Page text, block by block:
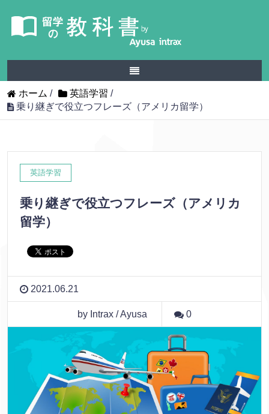
ホーム / 英語学習 /
乗り継ぎで役立つフレーズ（アメリカ留学）
英語学習
乗り継ぎで役立つフレーズ（アメリカ
留学）
2021.06.21
by Intrax / Ayusa 0